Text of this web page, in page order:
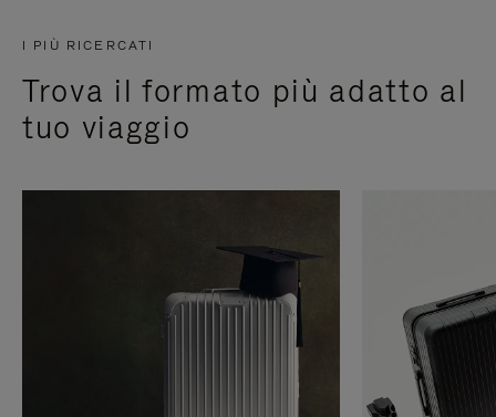
I PIÙ RICERCATI
Trova il formato più adatto al
tuo viaggio